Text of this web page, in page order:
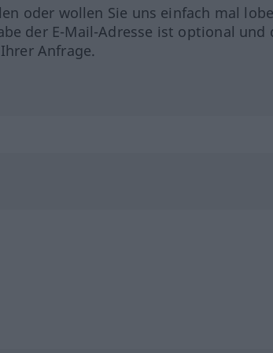
oder wollen Sie uns einfach mal
der E-Mail-Adresse ist optional und
Anfrage.